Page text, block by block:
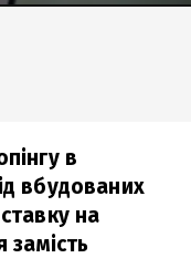
в
вбудованих
на
замість